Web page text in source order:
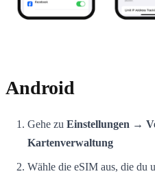
Android
Gehe zu Einstellungen →
Kartenverwaltung
Wähle die eSIM aus, die du